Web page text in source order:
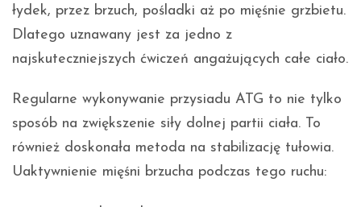
łydek, przez brzuch, pośladki aż po mięśnie grzbietu.
Dlatego uznawany jest za jedno z
najskuteczniejszych ćwiczeń angażujących całe ciało.
Regularne wykonywanie przysiadu ATG to nie tylko
sposób na zwiększenie siły dolnej partii ciała. To
również doskonała metoda na stabilizację tułowia.
Uaktywnienie mięśni brzucha podczas tego ruchu: